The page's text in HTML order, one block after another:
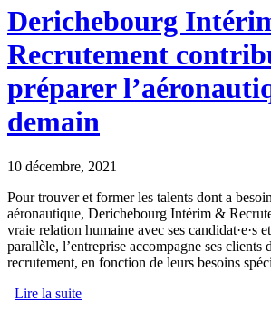
pour une formation de pointe
Derichebourg
Recrutement
préparer
demain
10 décembre, 2021
Pour trouver et former les talents dont a
aéronautique, Derichebourg Intérim &
vraie relation humaine avec ses candidat·e·s
parallèle, l’entreprise accompagne ses clients
recrutement, en fonction de leurs besoins
Lire la suite